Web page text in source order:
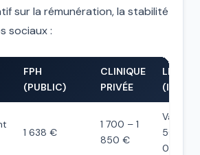
sur la rémunération, la stabilité
sociaux :
FPH
(PUBLIC)
CLINIQUE
PRIVÉE
LIBÉRAL
(IDEL)
1 638 €
1 700 – 1
850 €
Variable
500 – 3
000 €)